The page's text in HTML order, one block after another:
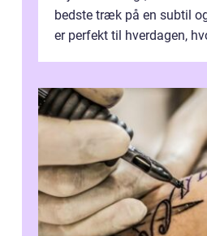
bedste træk på en subtil
er perfekt til hverdagen,